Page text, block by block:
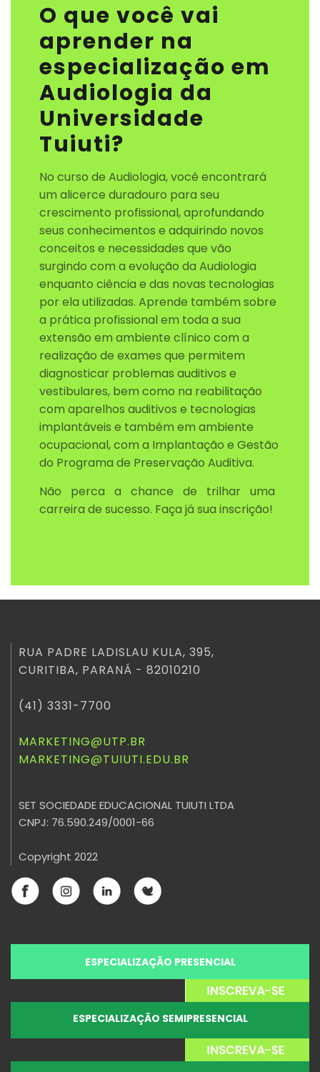
O que você vai
aprender na
especialização em
Audiologia da
Universidade
Tuiuti?
No curso de Audiologia, você encontrará
um alicerce duradouro para seu
crescimento profissional, aprofundando
seus conhecimentos e adquirindo novos
conceitos e necessidades que vão
surgindo com a evolução da Audiologia
enquanto ciência e das novas tecnologias
por ela utilizadas. Aprende também sobre
a prática profissional em toda a sua
extensão em ambiente clínico com a
realização de exames que permitem
diagnosticar problemas auditivos e
vestibulares, bem como na reabilitação
com aparelhos auditivos e tecnologias
implantáveis e também em ambiente
ocupacional, com a Implantação e Gestão
do Programa de Preservação Auditiva.
Não perca a chance de trilhar uma
carreira de sucesso. Faça já sua inscrição!
RUA PADRE LADISLAU KULA, 395,
CURITIBA, PARANÁ - 82010210
(41) 3331-7700
MARKETING@UTP.BR
MARKETING@TUIUTI.EDU.BR
SET SOCIEDADE EDUCACIONAL TUIUTI LTDA
CNPJ: 76.590.249/0001-66
Copyright 2022
ESPECIALIZAÇÃO PRESENCIAL
ESPECIALIZAÇÃO SEMIPRESENCIAL